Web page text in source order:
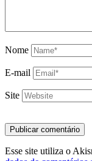
Nome
E-mail
Site
Esse site utiliza o